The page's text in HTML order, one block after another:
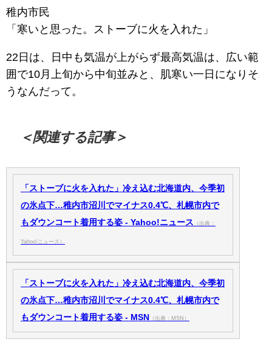
稚内市民
「寒いと思った。ストーブに火を入れた」
22日は、日中も気温が上がらず最高気温は、広い範
囲で10月上旬から中旬並みと、肌寒い一日になりそ
うなんだって。
＜関連する記事＞
「ストーブに火を入れた」冷え込む北海道内、今季初
の氷点下…稚内市沼川でマイナス0.4℃、札幌市内で
もダウンコート着用する姿 - Yahoo!ニュース
（出典：
Yahoo!ニュース）
「ストーブに火を入れた」冷え込む北海道内、今季初
の氷点下…稚内市沼川でマイナス0.4℃、札幌市内で
もダウンコート着用する姿 - MSN
（出典：MSN）